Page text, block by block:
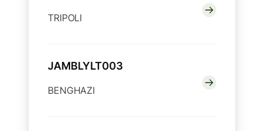
TRIPOLI
JAMBLYLT003
BENGHAZI